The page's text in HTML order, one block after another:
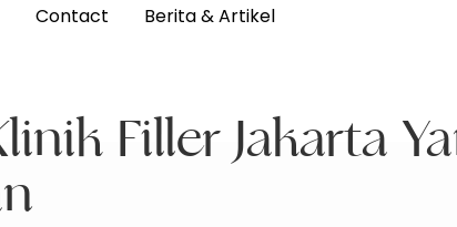
Contact Berita & Artikel
Filler Jakarta